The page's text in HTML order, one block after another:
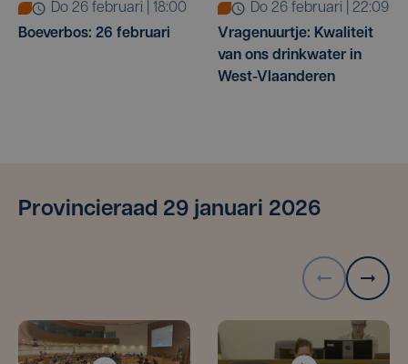
do 26 februari | 18:00
Boeverbos: 26 februari
do 26 februari | 22:09
Vragenuurtje: Kwaliteit
van ons drinkwater in
West-Vlaanderen
Provincieraad 29 januari 2026